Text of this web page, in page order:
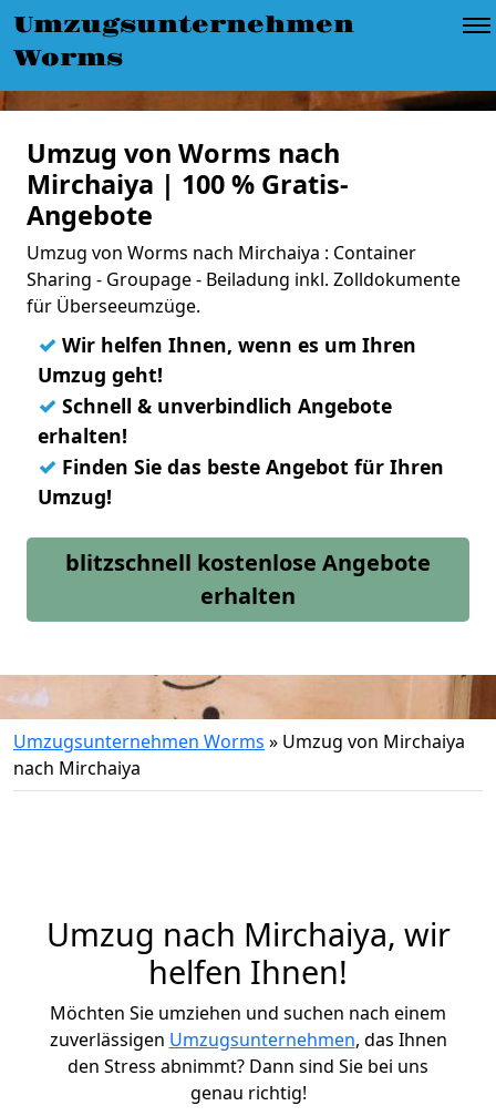
Umzugsunternehmen
Worms
Umzug von Worms nach
Mirchaiya | 100 % Gratis-
Angebote
Umzug von Worms nach Mirchaiya : Container
Sharing - Groupage - Beiladung inkl. Zolldokumente
für Überseeumzüge.
✓ Wir helfen Ihnen, wenn es um Ihren
Umzug geht!
✓ Schnell & unverbindlich Angebote
erhalten!
✓ Finden Sie das beste Angebot für Ihren
Umzug!
blitzschnell kostenlose Angebote
erhalten
Umzugsunternehmen Worms » Umzug von Mirchaiya
nach Mirchaiya
Umzug nach Mirchaiya, wir
helfen Ihnen!
Möchten Sie umziehen und suchen nach einem
zuverlässigen Umzugsunternehmen, das Ihnen
den Stress abnimmt? Dann sind Sie bei uns
genau richtig!